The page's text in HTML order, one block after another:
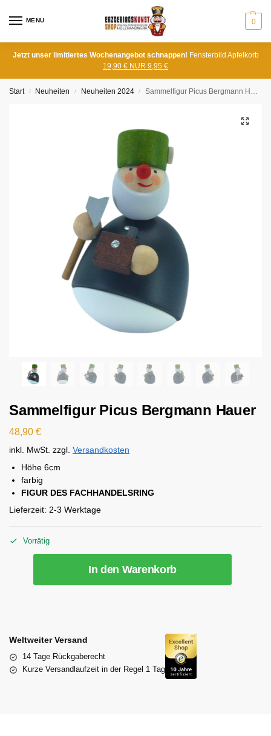
MENU 0
Jetzt unser limitiertes Wochenangebot schnappen! Fensterbild Apfelkorb
19,90 € NUR 9,95 €
Start / Neuheiten / Neuheiten 2024 / Sammelfigur Picus Bergmann Hauer
Sammelfigur Picus Bergmann Hauer
48,90 €
inkl. MwSt. zzgl. Versandkosten
Höhe 6cm
farbig
FIGUR DES FACHHANDELSRING
Lieferzeit: 2-3 Werktage
Vorrätig
In den Warenkorb
Weltweiter Versand
14 Tage Rückgaberecht
Kurze Versandlaufzeit in der Regel 1 Tag